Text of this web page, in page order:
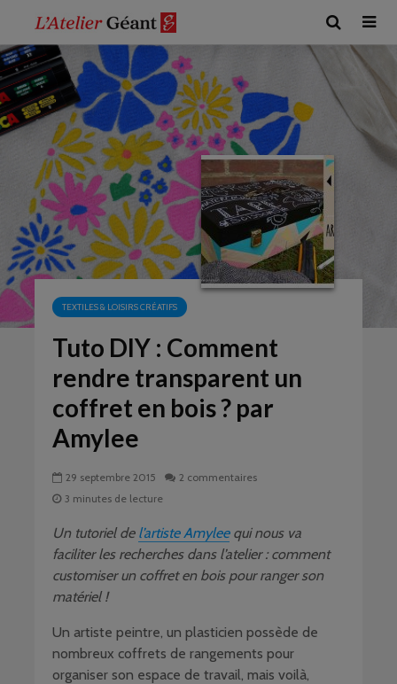
TEXTILES & LOISIRS CRÉATIFS
Tuto DIY : Comment
rendre transparent un
coffret en bois ? par
Amylee
29 septembre 2015
2 commentaires
3 minutes de lecture
Un tutoriel de l’artiste Amyleequi nous va
faciliter les recherches dans l’atelier : comment
customiser un coffret en bois pour ranger son
matériel !
Un artiste peintre, un plasticien possède de
nombreux coffrets de rangements pour
organiser son espace de travail, mais voilà,